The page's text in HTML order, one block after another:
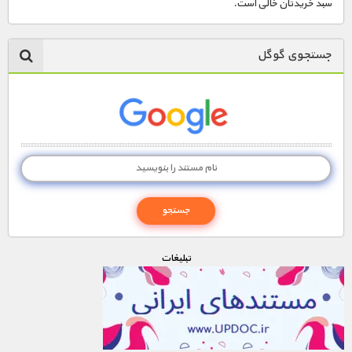
سبد خریدتان خالی است.
جستجوی گوگل
تبليغات